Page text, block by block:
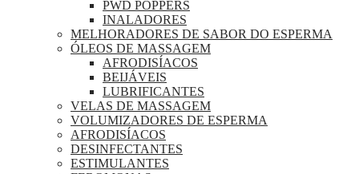
PWD POPPERS
INALADORES
MELHORADORES DE SABOR DO ESPERMA
ÓLEOS DE MASSAGEM
AFRODISÍACOS
BEIJÁVEIS
LUBRIFICANTES
VELAS DE MASSAGEM
VOLUMIZADORES DE ESPERMA
AFRODISÍACOS
DESINFECTANTES
ESTIMULANTES